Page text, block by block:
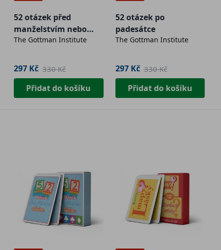
52 otázek před
manželstvím nebo
společným soužitím
The Gottman Institute
297 Kč 330 Kč
Přidat do košíku
52 otázek po
padesátce
The Gottman Institute
297 Kč 330 Kč
Přidat do košíku